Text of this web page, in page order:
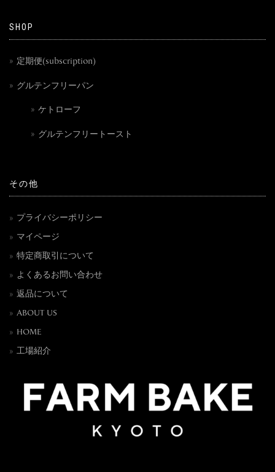
SHOP
定期便(subscription)
グルテンフリーパン
ケトローフ
グルテンフリートースト
その他
プライバシーポリシー
マイページ
特定商取引について
よくあるお問い合わせ
返品について
ABOUT US
HOME
工場紹介